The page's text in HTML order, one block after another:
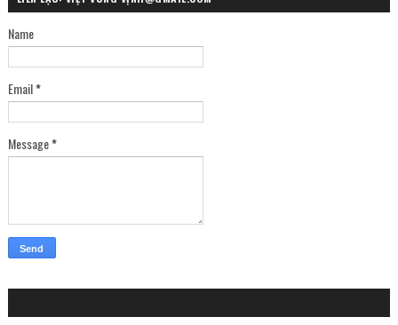
Name
Email*
Message*